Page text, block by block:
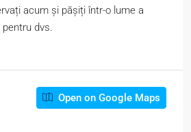
acum și pășiți într-o lume a
dvs.
Open on Google Maps